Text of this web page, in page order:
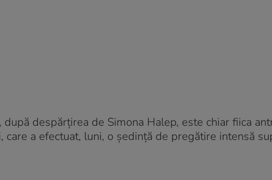
despărțirea de Simona Halep, este chiar fiica
care a efectuat, luni, o ședință de pregătire intensă